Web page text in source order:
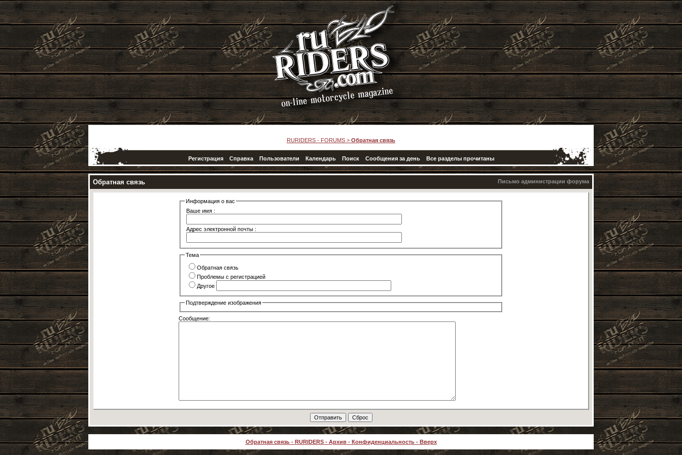
RURIDERS - FORUMS > Обратная связь
Регистрация Справка Пользователи Календарь Поиск Сообщения за день Все разделы прочитаны
Письмо администрации форума
Обратная связь
Информация о вас
Ваше имя :
Адрес электронной почты :
Тема
Обратная связь
Проблемы с регистрацией
Другое
Подтверждение изображения
Сообщение:
Обратная связь- RURIDERS- Архив- Конфиденциальность- Вверх